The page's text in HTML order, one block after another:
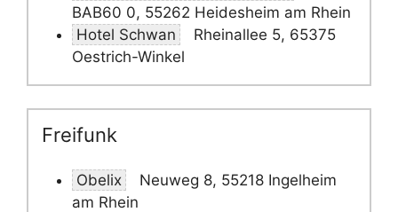
BAB60 0, 55262 Heidesheim am Rhein
Hotel Schwan
Rheinallee 5, 65375
Oestrich-Winkel
Freifunk
Obelix
Neuweg 8, 55218 Ingelheim
am Rhein